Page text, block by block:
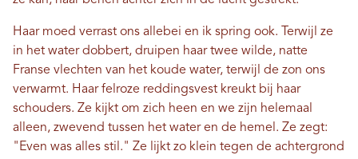
Haar moed verrast ons allebei en ik spring ook. Terwijl ze
in het water dobbert, druipen haar twee wilde, natte
Franse vlechten van het koude water, terwijl de zon ons
verwarmt. Haar felroze reddingsvest kreukt bij haar
schouders. Ze kijkt om zich heen en we zijn helemaal
alleen, zwevend tussen het water en de hemel. Ze zegt:
"Even was alles stil." Ze lijkt zo klein tegen de achtergrond